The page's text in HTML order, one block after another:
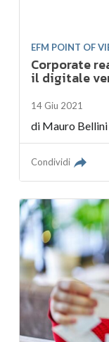
EFM POINT OF
Corporate
il digitale
14 Giu 2021
di Mauro Bellini
Condividi